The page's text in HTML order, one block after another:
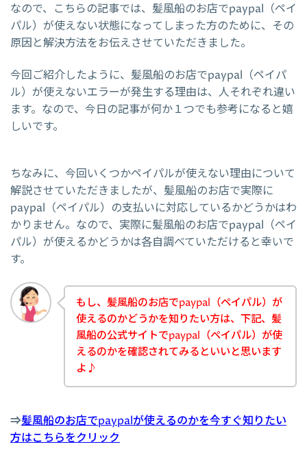
なので、こちらの記事では、髪風船のお店でpaypal（ペイ
パル）が使えない状態になってしまった方のために、その
原因と解決方法をお伝えさせていただきました。
今回ご紹介したように、髪風船のお店でpaypal（ペイパ
ル）が使えないエラーが発生する理由は、人それぞれ違い
ます。なので、今日の記事が何か１つでも参考になると嬉
しいです。
ちなみに、今回いくつかペイパルが使えない理由について
解説させていただきましたが、髪風船のお店で実際に
paypal（ペイパル）の支払いに対応しているかどうかはわ
かりません。なので、実際に髪風船のお店でpaypal（ペイ
パル）が使えるかどうかは各自調べていただけると幸いで
す。
もし、髪風船のお店でpaypal（ペイパル）が
使えるのかどうかを知りたい方は、下記、髪
風船の公式サイトでpaypal（ペイパル）が使
えるのかを確認されてみるといいと思います
よ♪
⇒髪風船のお店でpaypalが使えるのかを今すぐ知りたい
方はこちらをクリック